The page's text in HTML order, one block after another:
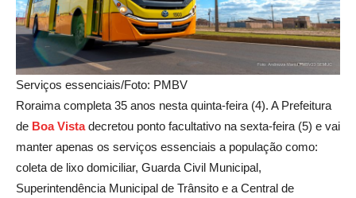
Serviços essenciais/Foto: PMBV
Roraima completa 35 anos nesta quinta-feira (4). A Prefeitura
de Boa Vistadecretou ponto facultativo na sexta-feira (5) e vai
manter apenas os serviços essenciais a população como:
coleta de lixo domiciliar, Guarda Civil Municipal,
Superintendência Municipal de Trânsito e a Central de